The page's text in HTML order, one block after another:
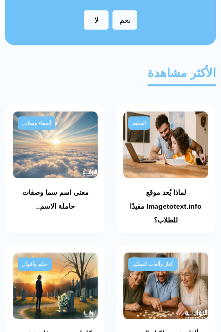
نعم لا
الأكثر مشاهدة
التعليم
لماذا يُعد موقع
Imagetotext.info مفيدًا
للطلاب؟
أسماء ومعاني
معنى اسم سما وصفات
حاملة الاسم..
ألغاز وألعاب التفكير حكم وأقوال